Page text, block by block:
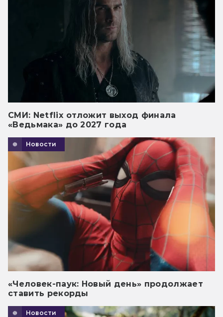
СМИ: Netflix отложит выход финала
«Ведьмака» до 2027 года
Новости
«Человек-паук: Новый день» продолжает
ставить рекорды
Новости